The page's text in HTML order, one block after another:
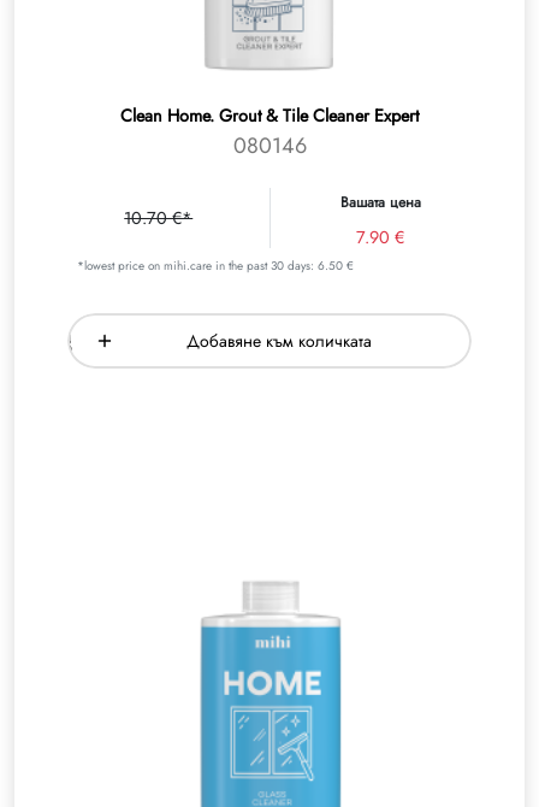
Clean Home. Grout & Tile Cleaner Expert
080146
10.70 €*
Вашата цена
7.90 €
*lowest price on mihi.care in the past 30 days: 6.50 €
Добавяне към количката